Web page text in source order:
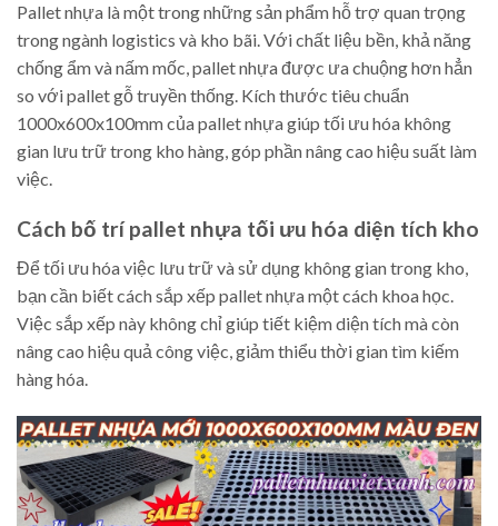
Pallet nhựa là một trong những sản phẩm hỗ trợ quan trọng
trong ngành logistics và kho bãi. Với chất liệu bền, khả năng
chống ẩm và nấm mốc, pallet nhựa được ưa chuộng hơn hẳn
so với pallet gỗ truyền thống. Kích thước tiêu chuẩn
1000x600x100mm của pallet nhựa giúp tối ưu hóa không
gian lưu trữ trong kho hàng, góp phần nâng cao hiệu suất làm
việc.
Cách bố trí pallet nhựa tối ưu hóa diện tích kho
Để tối ưu hóa việc lưu trữ và sử dụng không gian trong kho,
bạn cần biết cách sắp xếp pallet nhựa một cách khoa học.
Việc sắp xếp này không chỉ giúp tiết kiệm diện tích mà còn
nâng cao hiệu quả công việc, giảm thiểu thời gian tìm kiếm
hàng hóa.